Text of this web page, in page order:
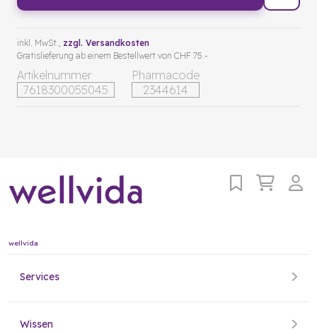
Artikelnummer
7618300055045
Pharmacode
2344614
inkl. MwSt., zzgl. Versandkosten
Gratislieferung ab einem Bestellwert von CHF 75.-
wellvida
Services
Wissen